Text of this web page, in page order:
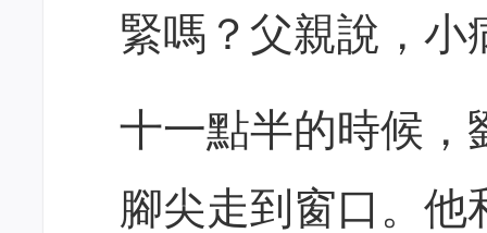
緊嗎？父親說，小
十一點半的時候，
腳尖走到窗口。他